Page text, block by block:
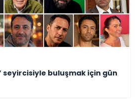
seyircisiyle buluşmak için gün